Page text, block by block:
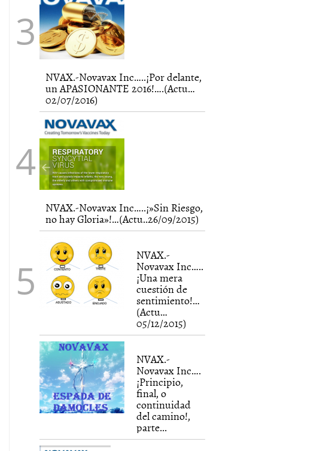
NVAX.-Novavax Inc…..¡Por delante,
un APASIONANTE 2016!….(Actu…
02/07/2016)
NVAX.-Novavax Inc…..¡»Sin Riesgo,
no hay Gloria»!…(Actu..26/09/2015)
NVAX.-
Novavax Inc…..
¡Una mera
cuestión de
sentimiento!…
(Actu…
05/12/2015)
NVAX.-
Novavax Inc….
¡Principio,
final, o
continuidad
del camino!,
parte...